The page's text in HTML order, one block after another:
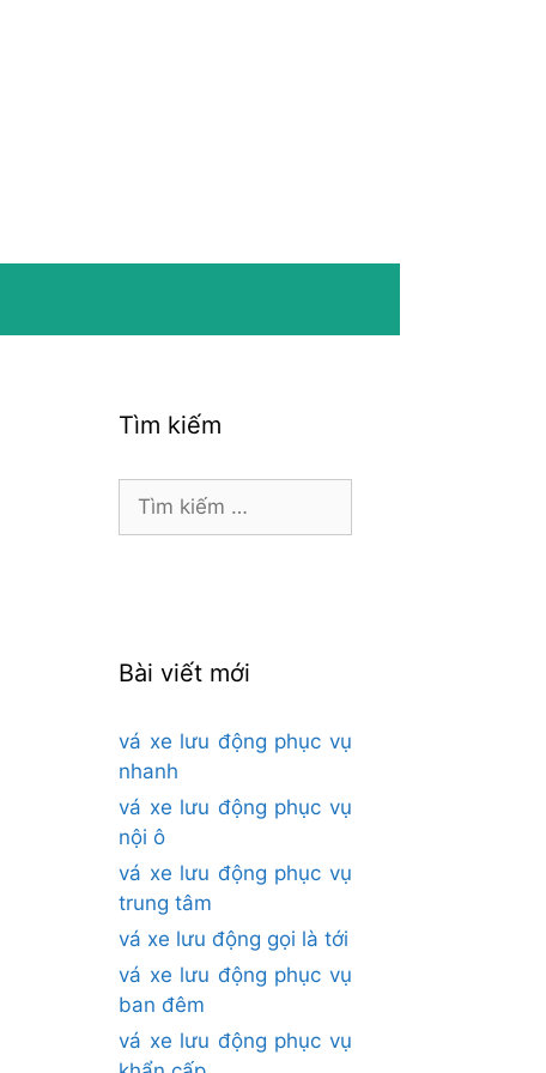
Tìm kiếm
Tìm
Bài viết mới
vá xe lưu động phục vụ
nhanh
vá xe lưu động phục vụ
nội ô
vá xe lưu động phục vụ
trung tâm
vá xe lưu động gọi là tới
vá xe lưu động phục vụ
ban đêm
vá xe lưu động phục vụ